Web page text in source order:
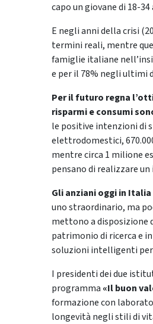
capo un giovane di 18-34
E negli anni della crisi
termini reali, mentre
famiglie italiane
e per il 78% negli ultimi
Per il futuro regna
risparmi e consumi
le positive intenzioni di
elettrodomestici,
mentre circa 1 milione
pensano di realizzare
Gli anziani oggi in
uno straordinario, ma
mettono a disposizione
patrimonio di ricerca e
soluzioni intelligenti per
I presidenti dei due
programma «Il buon
formazione con
longevità negli stili di